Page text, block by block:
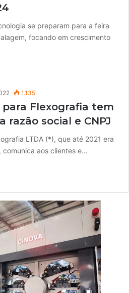
se preparam para a feira
focando em crescimento
1.135
para Flexografia tem
razão social e CNPJ
LTDA (*), que até 2021 era
comunica aos clientes e…